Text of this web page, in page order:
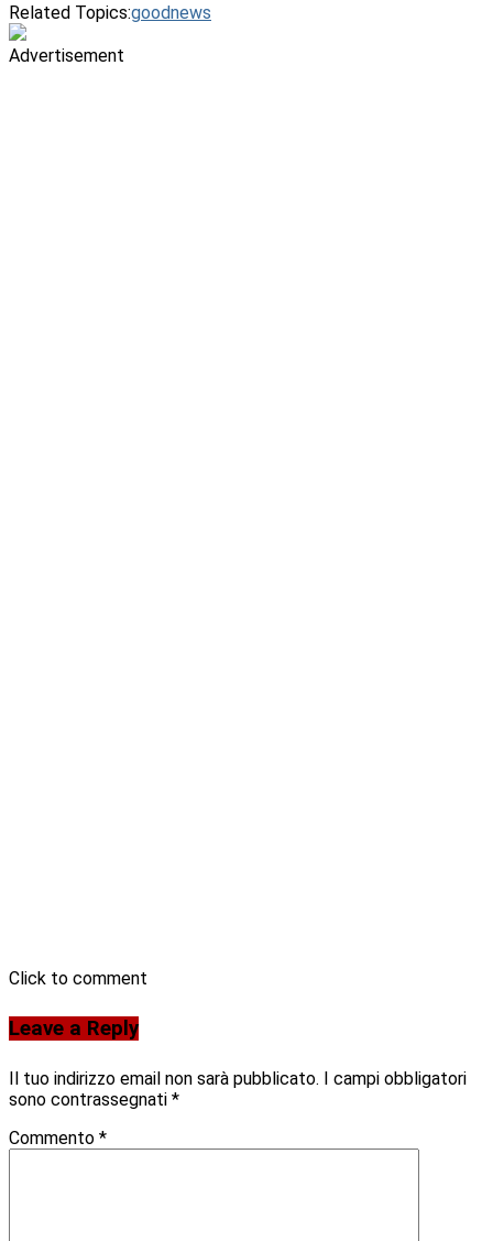
Related Topics:goodnews
Advertisement
Click to comment
Leave a Reply
Il tuo indirizzo email non sarà pubblicato. I campi obbligatori
sono contrassegnati *
Commento *